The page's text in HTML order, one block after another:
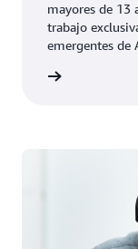
mayores de 13
trabajo
emergentes de